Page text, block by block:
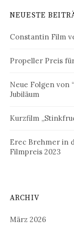
NEUESTE
Constantin Film
Propeller Preis
Neue Folgen von
Jubiläum
Kurzfilm
Erec Brehmer in
Filmpreis 2023
ARCHIV
März 2026